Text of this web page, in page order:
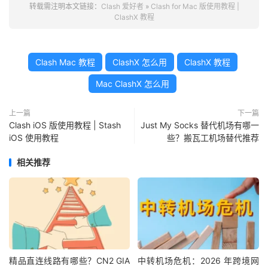
转载需注明本文链接： Clash 爱好者 » Clash for Mac 版使用教程 |
ClashX 教程
Clash Mac 教程 ClashX 怎么用 ClashX 教程
Mac ClashX 怎么用
上一篇
Clash iOS 版使用教程 | Stash
iOS 使用教程
下一篇
Just My Socks 替代机场有哪一
些？搬瓦工机场替代推荐
相关推荐
精品直连线路有哪些？CN2 GIA
中转机场危机：2026 年跨境网